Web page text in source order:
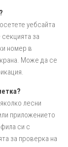
уебсайта
за
номер в
Може да се
лесни
приложението
си с
за проверка на